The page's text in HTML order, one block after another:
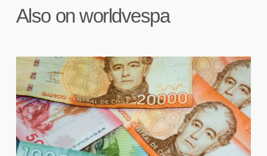
Also on worldvespa